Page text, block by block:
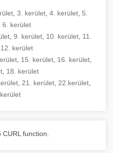
3. kerület 4. kerület 5.
6. kerület
, 9. kerület, 10. kerület, 11.
12. kerület
15. kerület 16. kerület
18. kerület
21. kerület 22.kerület
function.